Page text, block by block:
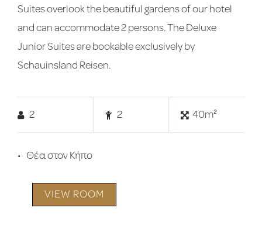
Suites overlook the beautiful gardens of our hotel
and can accommodate 2 persons. The Deluxe
Junior Suites are bookable exclusively by
Schauinsland Reisen.
2 2 40m²
Θέα στον Κήπο
VIEW ROOM